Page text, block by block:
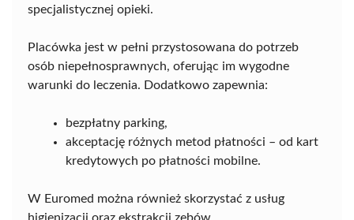
specjalistycznej opieki.
Placówka jest w pełni przystosowana do potrzeb
osób niepełnosprawnych, oferując im wygodne
warunki do leczenia. Dodatkowo zapewnia:
bezpłatny parking,
akceptację różnych metod płatności – od kart
kredytowych po płatności mobilne.
W Euromed można również skorzystać z usług